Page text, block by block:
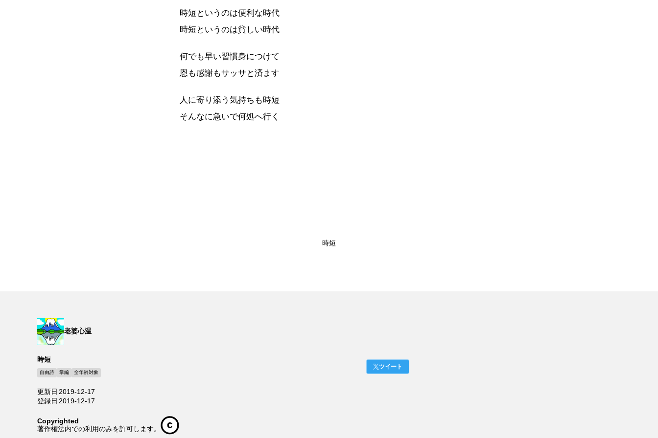
時短というのは便利な時代
時短というのは貧しい時代
何でも早い習慣身につけて
恩も感謝もサッサと済ます
人に寄り添う気持ちも時短
そんなに急いで何処へ行く
時短
老婆心温
時短
自由詩 掌編 全年齢対象
更新日 2019-12-17
登録日 2019-12-17
Copyrighted
著作権法内での利用のみを許可します。
ツイート